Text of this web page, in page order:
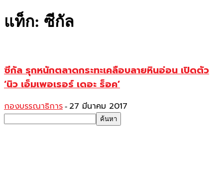
แท็ก: ซีกัล
ซีกัล รุกหนักตลาดกระทะเคลือบลายหินอ่อน เปิดตัว
‘นิว เอ็มเพอเรอร์ เดอะ ร็อค’
กองบรรณาธิการ - 27 มีนาคม 2017